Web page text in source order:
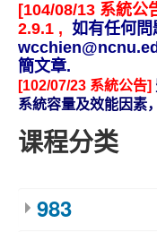
[104/08/13 系統公
2.9.1 , 如有任何問
簡文章.
[102/07/23 系統公告]
系統容量及效能因素
课程分类
983